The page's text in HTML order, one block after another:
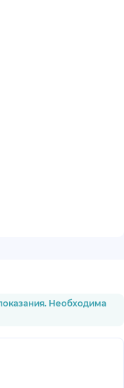
Необходима